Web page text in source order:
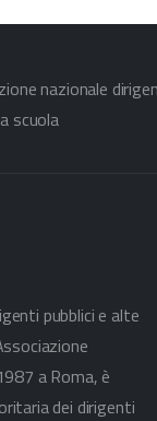
nazionale
scuola
pubblici e alte
a Roma, è
dei dirigenti